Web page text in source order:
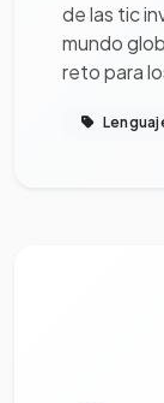
de las tic
mundo
reto para